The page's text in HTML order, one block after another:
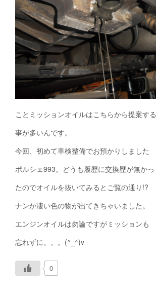
ことミッションオイルはこちらから提案する
事が多いんです。
今回、初めて車検整備でお預かりしました
ポルシェ993。どうも履歴に交換歴が無かっ
たのでオイルを抜いてみるとご覧の通り!?
ナンか凄い色の物が出てきちゃいました。
エンジンオイルは勿論ですがミッションも
忘れずに。。。(^_^)v
0